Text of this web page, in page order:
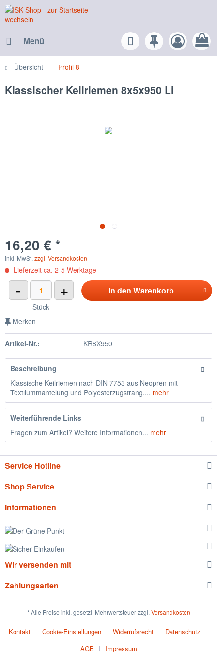
Menü
Übersicht Profil 8
Klassischer Keilriemen 8x5x950 Li
16,20 € *
inkl. MwSt. zzgl. Versandkosten
Lieferzeit ca. 2-5 Werktage
- +
Stück
In den Warenkorb
Merken
Artikel-Nr.: KR8X950
Beschreibung
Klassische Keilriemen nach DIN 7753 aus Neopren mit
Textilummantelung und Polyesterzugstrang.... mehr
Weiterführende Links
Fragen zum Artikel? Weitere Informationen... mehr
Service Hotline
Shop Service
Informationen
Wir versenden mit
Zahlungsarten
* Alle Preise inkl. gesetzl. Mehrwertsteuer zzgl. Versandkosten
Kontakt Cookie-Einstellungen Widerrufsrecht
Datenschutz
AGB
Impressum